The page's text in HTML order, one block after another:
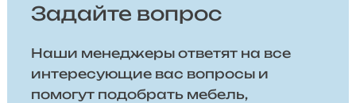
Задайте вопрос
Наши менеджеры ответят на все
интересующие вас вопросы и
помогут подобрать мебель,